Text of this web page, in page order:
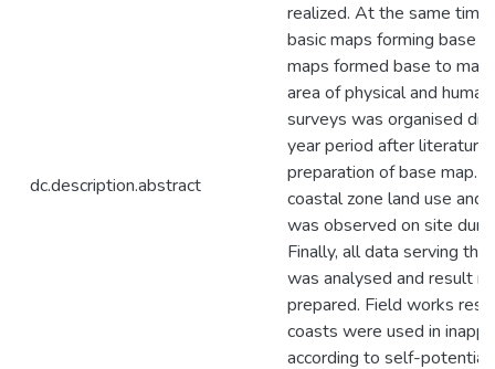
dc.description.abstract
realized. At the same
basic maps forming base
maps formed base to
area of physical and
surveys was organised
year period after literature
preparation of base map.
coastal zone land use and
was observed on site
Finally, all data serving
was analysed and result
prepared. Field works
coasts were used in
according to self-